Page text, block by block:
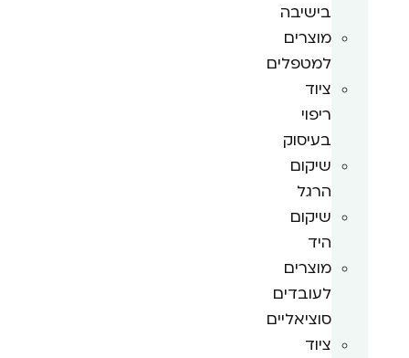
בישיבה
מוצרים
למטפלים
ציוד
ריפוי
בעיסוק
שיקום
הרגל
שיקום
היד
מוצרים
לעובדים
סוציאליים
ציוד